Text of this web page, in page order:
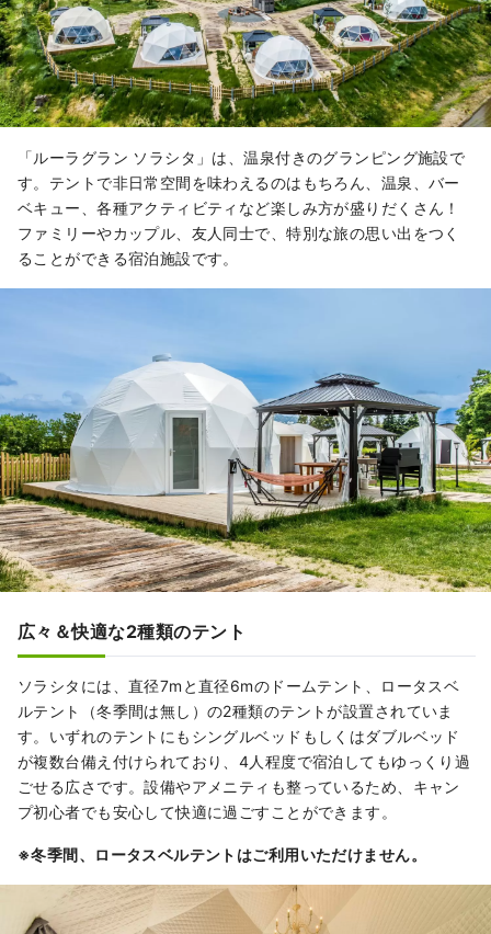
「ルーラグラン ソラシタ」は、温泉付きのグランピング施設で
す。テントで非日常空間を味わえるのはもちろん、温泉、バー
ベキュー、各種アクティビティなど楽しみ方が盛りだくさん！
ファミリーやカップル、友人同士で、特別な旅の思い出をつく
ることができる宿泊施設です。
広々＆快適な2種類のテント
ソラシタには、直径7mと直径6mのドームテント、ロータスベ
ルテント（冬季間は無し）の2種類のテントが設置されていま
す。いずれのテントにもシングルベッドもしくはダブルベッド
が複数台備え付けられており、4人程度で宿泊してもゆっくり過
ごせる広さです。設備やアメニティも整っているため、キャン
プ初心者でも安心して快適に過ごすことができます。
※冬季間、ロータスベルテントはご利用いただけません。